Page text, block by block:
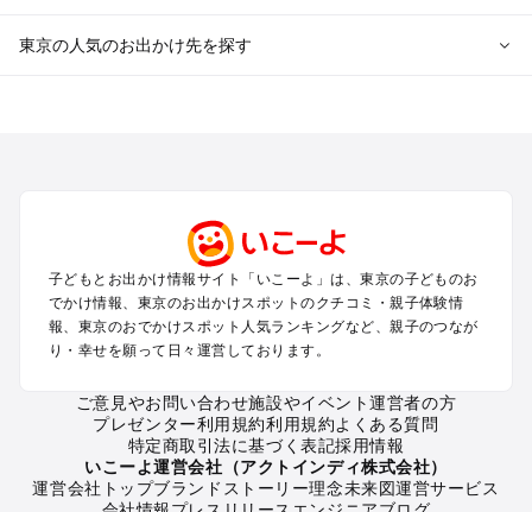
東京の人気のお出かけ先を探す
町田・相模原・愛川・上野原のプールお出かけ
渋谷・原宿・恵比寿・中目黒・自由が丘のプールお出かけ
池袋・赤羽・王子・巣鴨・目白・石神井のプールお出かけ
新宿・高田馬場・代々木・千駄ヶ谷のプールお出かけ
銀座・丸の内・日本橋・有楽町・築地・月島のプールお出かけ
小金井・小平・西東京・東村山・東久留米のプールお出かけ
府中・調布・狛江のプールお出かけ
青梅・奥多摩のプールお出かけ
蒲田・大森・羽田周辺のプールお出かけ
子どもとお出かけ情報サイト「いこーよ」は、東京の子どものお
でかけ情報、東京のお出かけスポットのクチコミ・親子体験情
報、東京のおでかけスポット人気ランキングなど、親子のつなが
り・幸せを願って日々運営しております。
ご意見やお問い合わせ施設やイベント運営者の方
プレゼンター利用規約利用規約よくある質問
特定商取引法に基づく表記採用情報
いこーよ運営会社（アクトインディ株式会社）
運営会社トップブランドストーリー理念未来図運営サービス